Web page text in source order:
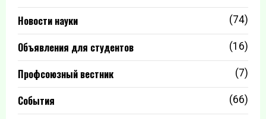
Новости науки (74)
Объявления для студентов (16)
Профсоюзный вестник (7)
События (66)